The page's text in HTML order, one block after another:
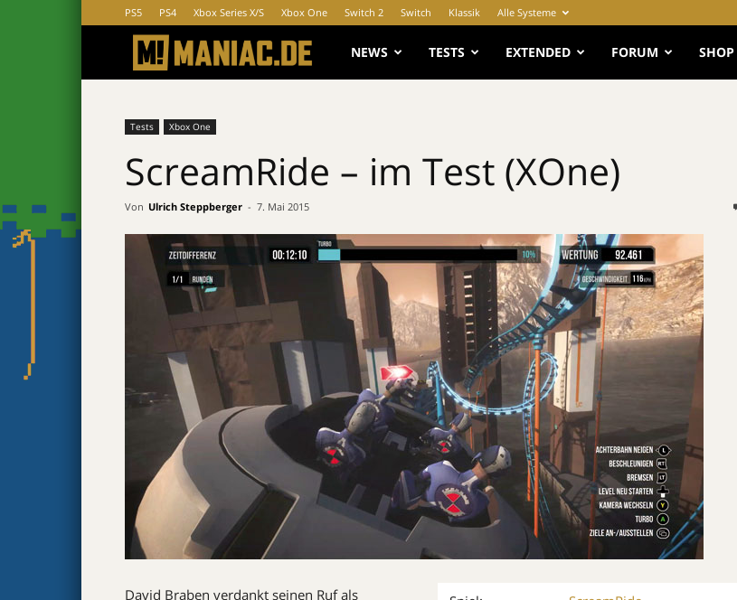
PS5 PS4 Xbox Series X/S Xbox One Switch 2 Switch Klassik Alle Systeme
MANIAC.de
NEWS TESTS EXTENDED FORUM SHOP
Tests Xbox One
ScreamRide – im Test (XOne)
Von Ulrich Steppberger - 7. Mai 2015
David Braben verdankt seinen Ruf als